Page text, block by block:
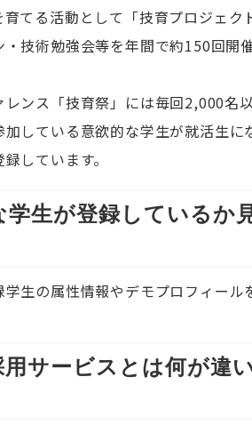
てる活動として「技育プロジェ
技術勉強会等を年間で約150回
ンス「技育祭」には毎回2,000名
加している意欲的な学生が就活生
しています。
学生が登録しているか
生の属性情報やデモプロフィール
サービスとは何が違